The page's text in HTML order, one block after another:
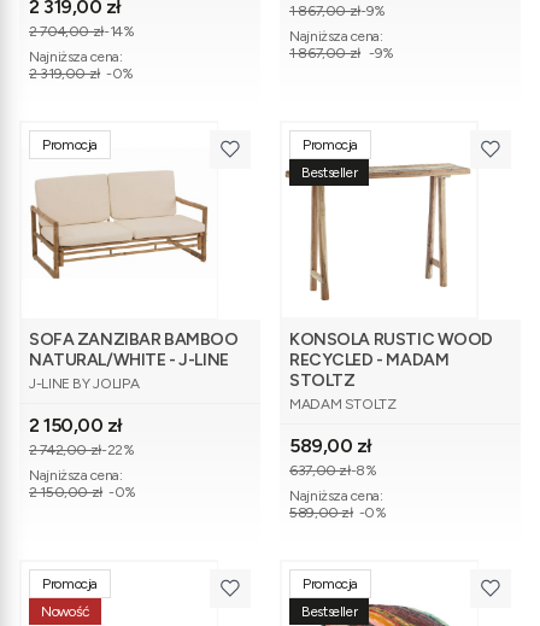
Cena promocyjna
2 319,00 zł
2 704,00 zł-14%
Najniższa cena:
2 319,00 zł -0%
1 867,00 zł-9%
Najniższa cena:
1 867,00 zł -9%
Promocja
SOFA ZANZIBAR BAMBOO
NATURAL/WHITE - J-LINE
PRODUCENT
J-LINE BY JOLIPA
Cena promocyjna
2 150,00 zł
2 742,00 zł-22%
Najniższa cena:
2 150,00 zł -0%
Promocja
Bestseller
KONSOLA RUSTIC WOOD
RECYCLED - MADAM
STOLTZ
PRODUCENT
MADAM STOLTZ
Cena promocyjna
589,00 zł
637,00 zł-8%
Najniższa cena:
589,00 zł -0%
Promocja
Nowość
Promocja
Bestseller